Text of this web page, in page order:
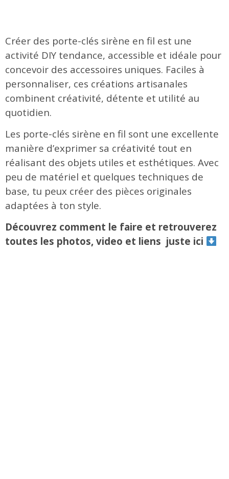
Créer des porte-clés sirène en fil est une
activité DIY tendance, accessible et idéale pour
concevoir des accessoires uniques. Faciles à
personnaliser, ces créations artisanales
combinent créativité, détente et utilité au
quotidien.
Les porte-clés sirène en fil sont une excellente
manière d’exprimer sa créativité tout en
réalisant des objets utiles et esthétiques. Avec
peu de matériel et quelques techniques de
base, tu peux créer des pièces originales
adaptées à ton style.
Découvrez comment le faire et retrouverez
toutes les photos, video et liens juste ici